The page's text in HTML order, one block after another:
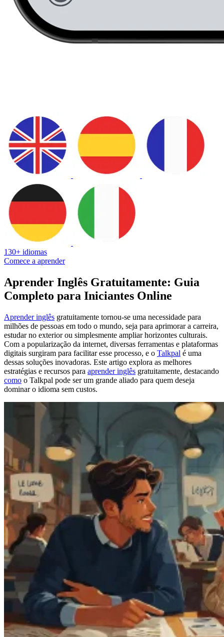
130+ idiomas
Comece a aprender
Aprender Inglês Gratuitamente: Guia
Completo para Iniciantes Online
Aprender inglês gratuitamente tornou-se uma necessidade para
milhões de pessoas em todo o mundo, seja para aprimorar a carreira,
estudar no exterior ou simplesmente ampliar horizontes culturais.
Com a popularização da internet, diversas ferramentas e plataformas
digitais surgiram para facilitar esse processo, e o Talkpal é uma
dessas soluções inovadoras. Este artigo explora as melhores
estratégias e recursos para aprender inglês gratuitamente, destacando
como o Talkpal pode ser um grande aliado para quem deseja
dominar o idioma sem custos.